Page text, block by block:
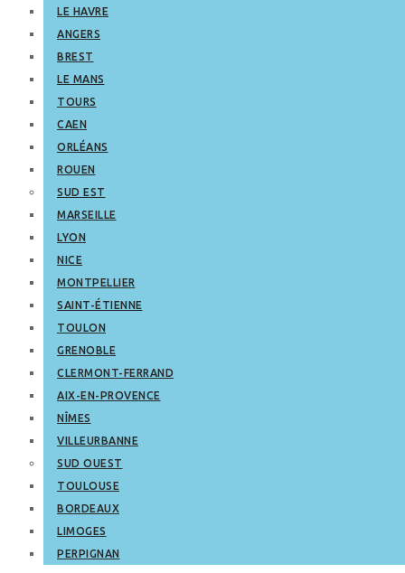
LE HAVRE
ANGERS
BREST
LE MANS
TOURS
CAEN
ORLÉANS
ROUEN
SUD EST
MARSEILLE
LYON
NICE
MONTPELLIER
SAINT-ÉTIENNE
TOULON
GRENOBLE
CLERMONT-FERRAND
AIX-EN-PROVENCE
NÎMES
VILLEURBANNE
SUD OUEST
TOULOUSE
BORDEAUX
LIMOGES
PERPIGNAN